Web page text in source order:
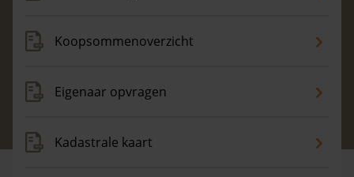
Koopsommenoverzicht
Eigenaar opvragen
Kadastrale kaart